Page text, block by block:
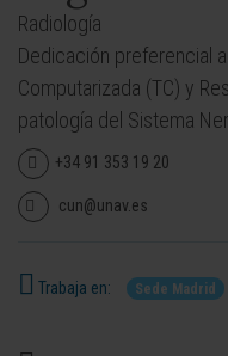
Radiología
Dedicación preferencial
Computarizada (TC) y
patología del Sistema
+34 91 353 19 20
cun@unav.es
Trabaja en: Sede Madrid